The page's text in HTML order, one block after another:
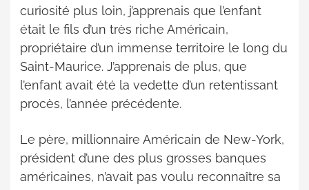
curiosité plus loin, j’apprenais que l’enfant
était le fils d’un très riche Américain,
propriétaire d’un immense territoire le long du
Saint-Maurice. J’apprenais de plus, que
l’enfant avait été la vedette d’un retentissant
procès, l’année précédente.
Le père, millionnaire Américain de New-York,
président d’une des plus grosses banques
américaines, n’avait pas voulu reconnaître sa